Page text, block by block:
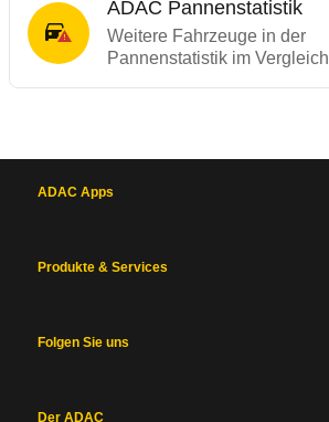
ADAC Pannenstatistik
Weitere Fahrzeuge in der
Pannenstatistik im Vergleich
ADAC Apps
Produkte & Services
Folgen Sie uns
Der ADAC